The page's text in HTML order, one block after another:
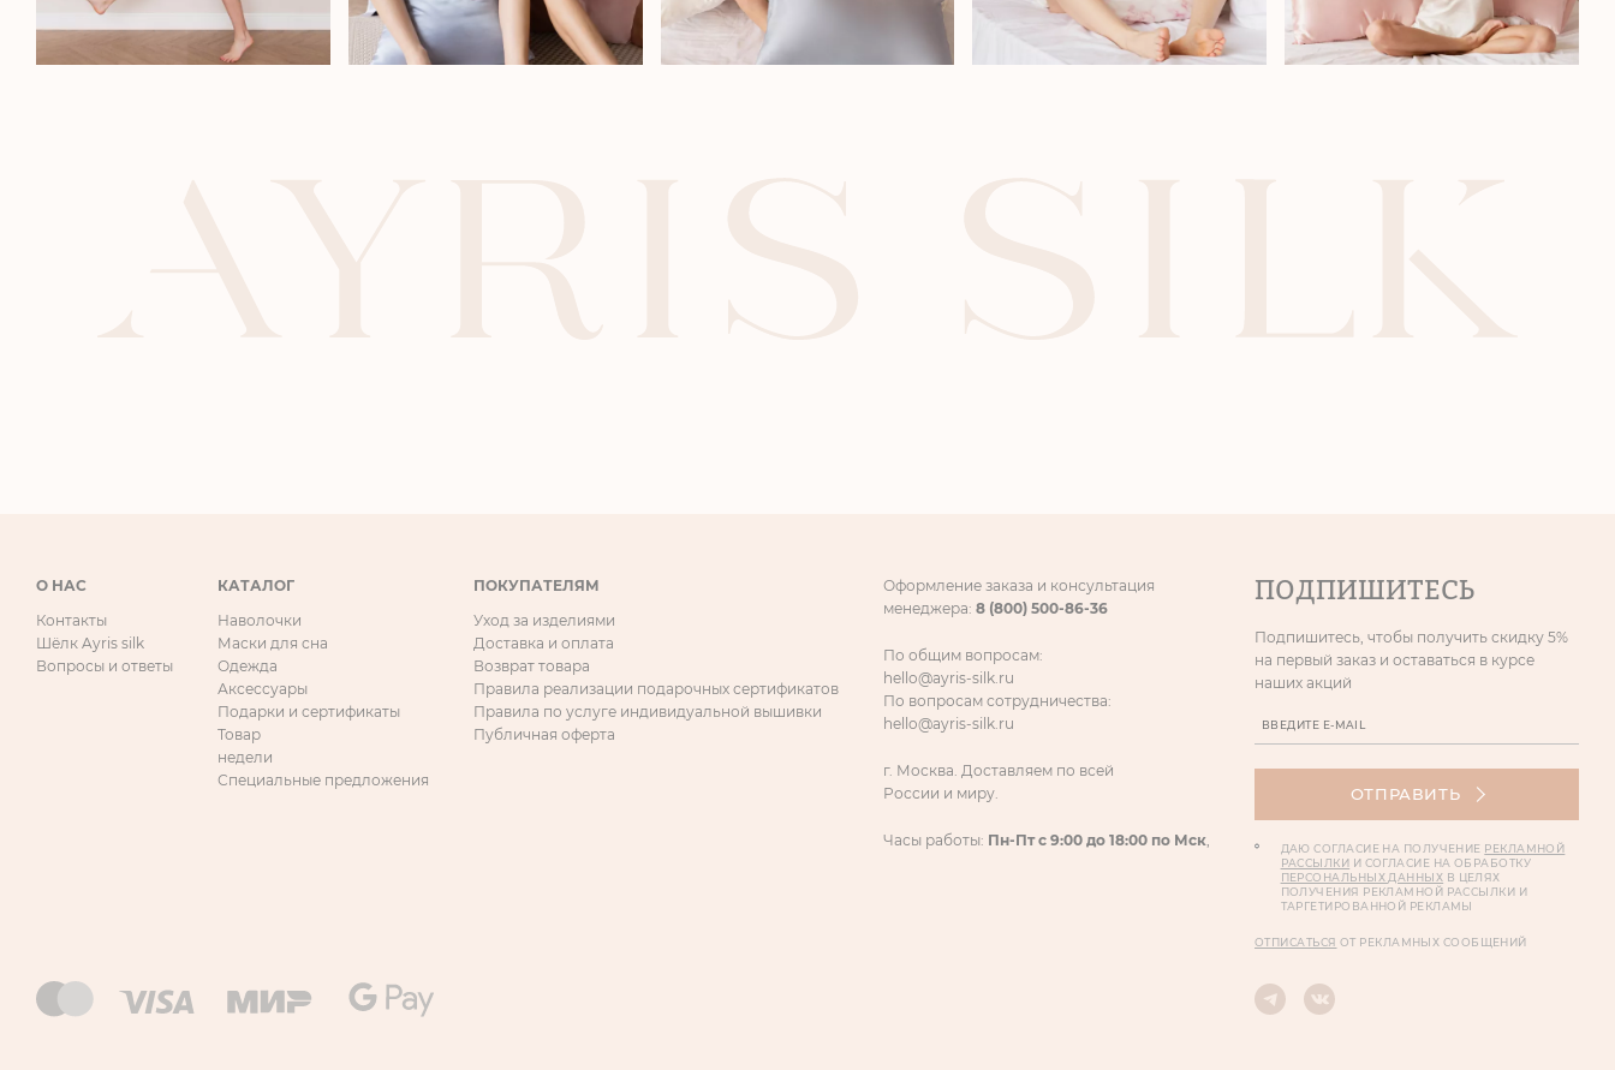
О НАС
Контакты
Шёлк Ayris silk
Вопросы и ответы
КАТАЛОГ
Наволочки
Маски для сна
Одежда
Аксессуары
Подарки и сертификаты
Товар
недели
Специальные предложения
ПОКУПАТЕЛЯМ
Уход за изделиями
Доставка и оплата
Возврат товара
Правила реализации подарочных сертификатов
Правила по услуге индивидуальной вышивки
Публичная оферта
Оформление заказа и консультация
менеджера: 8 (800) 500-86-36
По общим вопросам:
hello@ayris-silk.ru
По вопросам сотрудничества:
hello@ayris-silk.ru
г. Москва. Доставляем по всей
России и миру.
Часы работы: Пн-Пт с 9:00 до 18:00 по Мск,
ПОДПИШИТЕСЬ
Подпишитесь, чтобы получить скидку 5%
на первый заказ и оставаться в курсе
наших акций
ОТПРАВИТЬ
ДАЮ СОГЛАСИЕ НА ПОЛУЧЕНИЕ РЕКЛАМНОЙ
РАССЫЛКИ И СОГЛАСИЕ НА ОБРАБОТКУ
ПЕРСОНАЛЬНЫХ ДАННЫХ В ЦЕЛЯХ
ПОЛУЧЕНИЯ РЕКЛАМНОЙ РАССЫЛКИ И
ТАРГЕТИРОВАННОЙ РЕКЛАМЫ
ОТПИСАТЬСЯ ОТ РЕКЛАМНЫХ СООБЩЕНИЙ